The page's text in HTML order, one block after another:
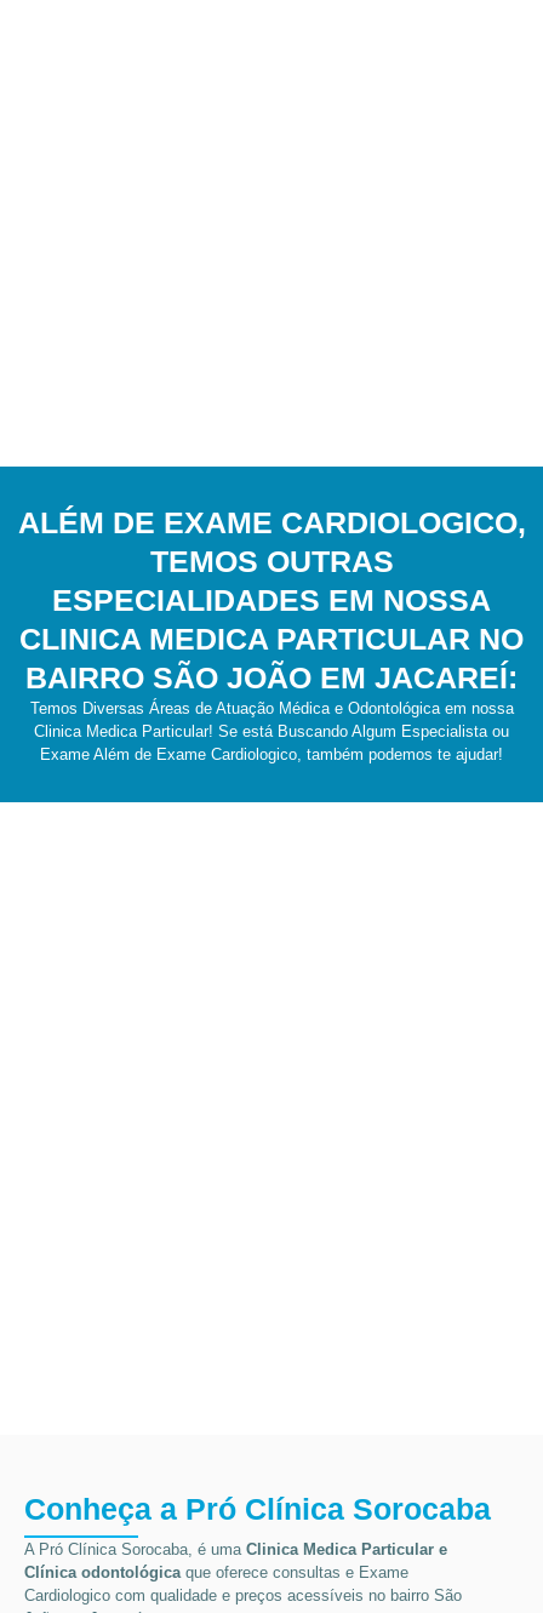
ALÉM DE EXAME CARDIOLOGICO,
TEMOS OUTRAS
ESPECIALIDADES EM NOSSA
CLINICA MEDICA PARTICULAR NO
BAIRRO SÃO JOÃO EM JACAREÍ:
Temos Diversas Áreas de Atuação Médica e Odontológica em nossa
Clinica Medica Particular! Se está Buscando Algum Especialista ou
Exame Além de Exame Cardiologico, também podemos te ajudar!
Conheça a Pró Clínica Sorocaba
A Pró Clínica Sorocaba, é uma Clinica Medica Particular e
Clínica odontológicaque oferece consultas e Exame
Cardiologico com qualidade e preços acessíveis no bairro São